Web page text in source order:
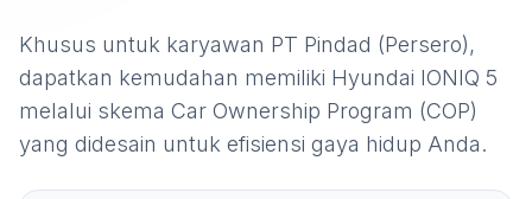
Khusus untuk karyawan PT Pindad (Persero),
dapatkan kemudahan memiliki Hyundai IONIQ 5
melalui skema Car Ownership Program (COP)
yang didesain untuk efisiensi gaya hidup Anda.